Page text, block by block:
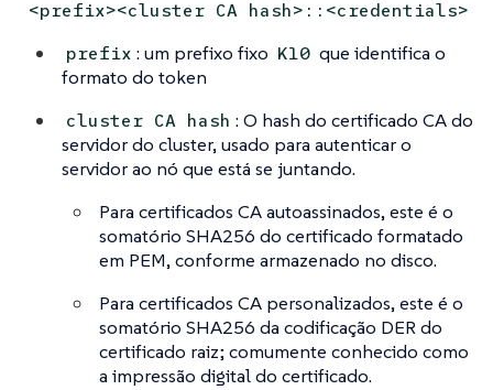
<prefix><cluster CA hash>::<credentials>
prefix : um prefixo fixo K10 que identifica o
formato do token
cluster CA hash : O hash do certificado CA do
servidor do cluster, usado para autenticar o
servidor ao nó que está se juntando.
Para certificados CA autoassinados, este é o
somatório SHA256 do certificado formatado
em PEM, conforme armazenado no disco.
Para certificados CA personalizados, este é o
somatório SHA256 da codificação DER do
certificado raiz; comumente conhecido como
a impressão digital do certificado.